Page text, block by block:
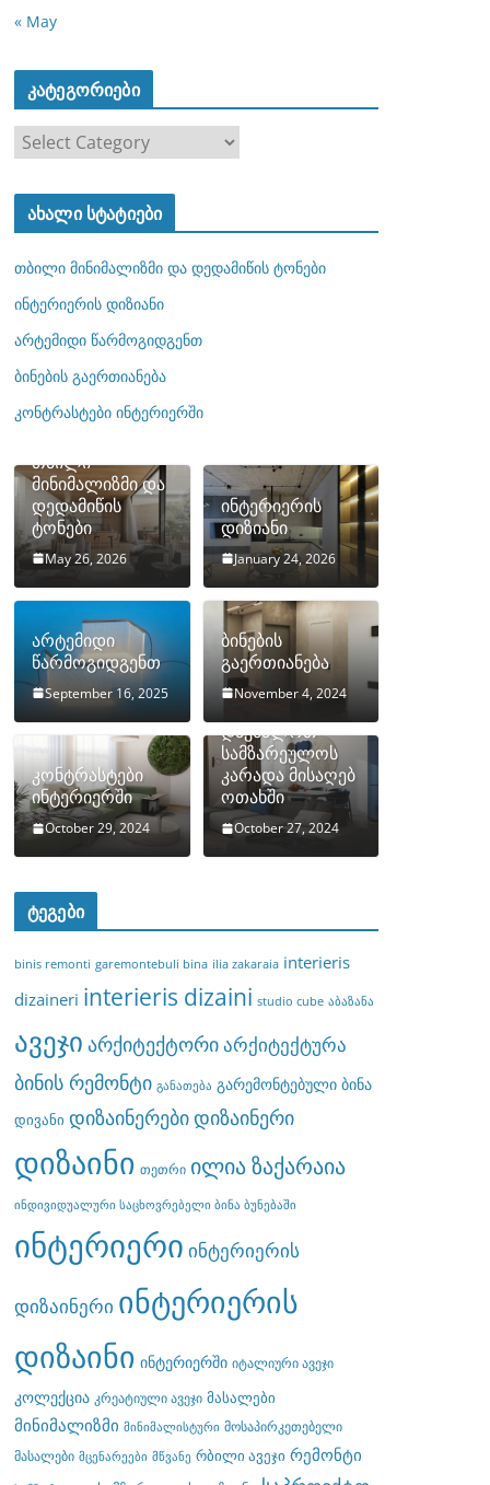
« May
კატეგორიები
ტ
ო
რ
ბ
ი
ახალი სტატიები
თბილი მინიმალიზმი და დედამიწის ტონები
ინტერიერის დიზიანი
არტემიდი წარმოგიდგენთ
ბინების გაერთიანება
კონტრასტები ინტერიერში
თბილი
მინიმალიზმი და
დედამიწის
ტონები
May 26, 2026
ინტერიერის
დიზიანი
January 24, 2026
არტემიდი
წარმოგიდგენთ
September 16, 2025
ბინების
გაერთიანება
November 4, 2024
კონტრასტები
ინტერიერში
October 29, 2024
როგორ
დავმალოთ
სამზარეულოს
კარადა მისაღებ
ოთახში
October 27, 2024
ტეგები
binis remonti garemontebuli bina ilia zakaraia interieris
dizaineri interieris dizaini studio cube აბაზანა
ავეჯი არქიტექტორიარქიტექტურა
ბინის რემონტი განათება გარემონტებული ბინა
დივანი დიზაინერებიდიზაინერი
დიზაინი თეთრი ილია ზაქარაია
ინდივიდუალური საცხოვრებელი ბინა ბუნებაში
ინტერიერი ინტერიერის
დიზაინერი ინტერიერის
დიზაინი ინტერიერში იტალიური ავეჯი
კოლექცია კრეატიული ავეჯი მასალები
მინიმალიზმი მინიმალისტური მოსაპირკეთებელი
მასალები მცენარეები მწვანე რბილი ავეჯი რემონტი